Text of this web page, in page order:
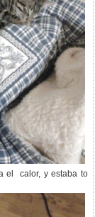
el calor, y estaba to